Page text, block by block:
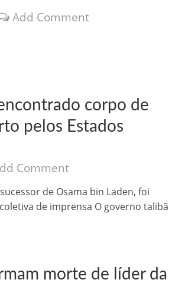
o bebe coelho – Vídeo em Português mais uma
Add Comment
corpo de
pelos Estados
Comment
de Osama bin Laden, foi
de imprensa O governo talibã
morte de líder da